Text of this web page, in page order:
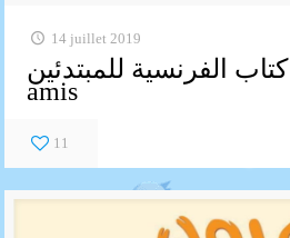
14 juillet 2019
كتاب الفرنسية للمبتدئين Bonjour les
amis
11